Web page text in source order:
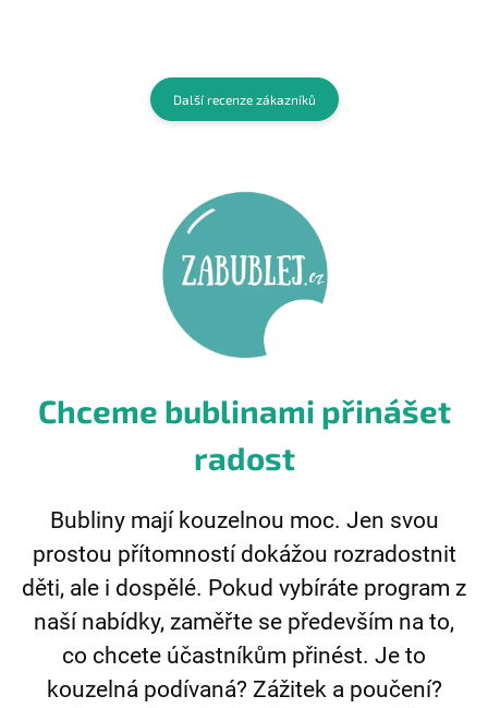
Další recenze zákazníků
Chceme bublinami přinášet
radost
Bubliny mají kouzelnou moc. Jen svou
prostou přítomností dokážou rozradostnit
děti, ale i dospělé. Pokud vybíráte program z
naší nabídky, zaměřte se především na to,
co chcete účastníkům přinést. Je to
kouzelná podívaná? Zážitek a poučení?